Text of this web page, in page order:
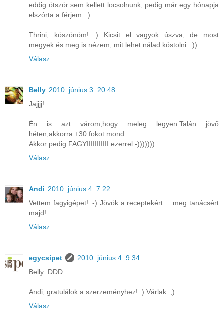
eddig ötször sem kellett locsolnunk, pedig már egy hónapja
elszórta a férjem. :)
Thrini, köszönöm! :) Kicsit el vagyok úszva, de most
megyek és meg is nézem, mit lehet nálad kóstolni. :))
Válasz
Belly 2010. június 3. 20:48
Jajjjj!
Én is azt várom,hogy meleg legyen.Talán jövő
héten,akkorra +30 fokot mond.
Akkor pedig FAGYIIIIIIIIIII ezerrel:-)))))))
Válasz
Andi 2010. június 4. 7:22
Vettem fagyigépet! :-) Jövök a receptekért.....meg tanácsért
majd!
Válasz
egycsipet
2010. június 4. 9:34
Belly :DDD
Andi, gratulálok a szerzeményhez! :) Várlak. ;)
Válasz